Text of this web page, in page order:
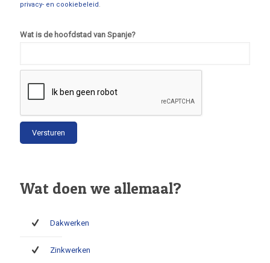
privacy- en cookiebeleid.
Wat is de hoofdstad van Spanje?
Wat doen we allemaal?
Dakwerken
Zinkwerken